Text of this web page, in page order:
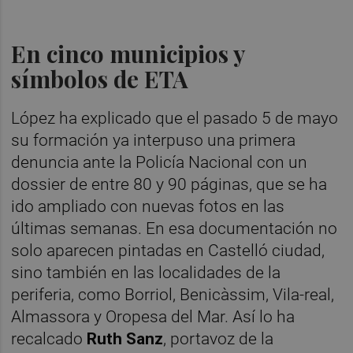
En cinco municipios y
símbolos de ETA
López ha explicado que el pasado 5 de mayo
su formación ya interpuso una primera
denuncia ante la Policía Nacional con un
dossier de entre 80 y 90 páginas, que se ha
ido ampliado con nuevas fotos en las
últimas semanas. En esa documentación no
solo aparecen pintadas en Castelló ciudad,
sino también en las localidades de la
periferia, como Borriol, Benicàssim, Vila-real,
Almassora y Oropesa del Mar. Así lo ha
recalcado Ruth Sanz, portavoz de la